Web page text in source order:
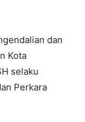
dan
Kota
selaku
Perkara